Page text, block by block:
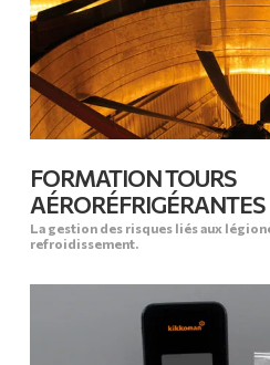
FORMATION TOURS
AÉRORÉFRIGÉRANTES
La gestion des risques liés aux
refroidissement.